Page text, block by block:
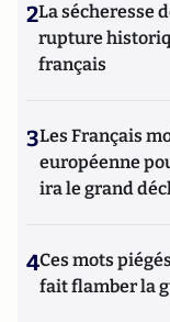
2La sécheresse
rupture
français
3Les Français
européenne
ira le grand
4Ces mots
fait flamber la